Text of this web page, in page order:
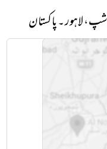
لاہور ۔ پاکستان